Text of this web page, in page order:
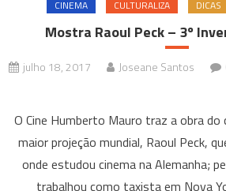
CINEMA CULTURALIZA DICAS
Mostra Raoul Peck – 3º
julho 18, 2017 Joseane Santos
Raoul
Peck
–
3º
O Cine Humberto Mauro traz a obra
maior projeção mundial, Raoul Peck,
onde estudou cinema na Alemanha;
trabalhou como taxista em Nova